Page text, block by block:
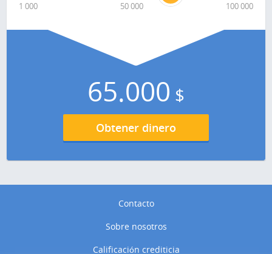
1 000 50 000 100 000
65.000 $
Obtener dinero
Contacto
Sobre nosotros
Calificación crediticia